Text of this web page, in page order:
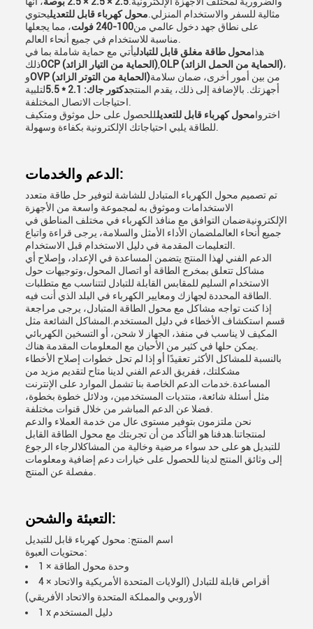
مثالية للسفر والاستخدام المنزلي. محول كهرباء قابل للتعديليحتوي
على نطاق جهد دخول عالمي من100-240 فولت
، مما يجعلها
هذامحول طاقة مغلق قابل للتبادليأتي مع حماية شاملة بما في
ذلك
OCP (الحماية من التيار الزائد) OLP (الحماية من الحمل الزائد)،
و
OVP (الحماية من التوتر الزائد)من بين أمور أخرى، ضمان سلامة
أجهزتك. بالإضافة إلى ذلك، يقدم المنتجدكتور جاك: 2.1 * 5.5
لتلبية
اختروامحول كهرباء قابل للتعديلللحصول على حل موثوق ومتكيف
الدعم والخدمات:
تم تصميم محول الكهرباء المتبادل للشاشة لتوفير حل طاقة متعدد
الاستخدامات وموثوق به لمجموعة واسعة من الأجهزة
الإلكترونيةضمان التوافق مع منافذ الكهرباء في مختلف المناطق في
جميع أنحاء العالملضمان الأداء الأمثل والسلامة، يرجى قراءة واتباع
الدعم الفني لهذا المنتج يتضمن المساعدة في الإعداد، وإصلاح أي
مشاكل تتعلق بمخرج الطاقة أو اتصال المحول،وتوجيهات حول
الاستخدام السليم للمقابس القابلة للتبادل لتتناسب مع متطلبات
إذا كنت تواجه مشاكل مع محول الطاقة المتبادل، يرجى مراجعة
قسم استكشاف الأخطاء في دليل المستخدم.المشاكل الشائعة مثل
المكيف لا يناسب في منفذ، الجهاز لا شحن، أو التسخين الكهربائي
بالنسبة للمشاكل الأكثر تعقيدًا أو إذا لم تحل خطوات إصلاح الأخطاء
مشكلتك، ففريق الدعم الفني لدينا متاح لتقديم مزيد من
المساعدة.خدمات الدعم الخاصة بنا تشمل الموارد على الإنترنت
مثل أسئلة شائعة، منتديات المستخدمين، ودلائل خطوة بخطوة،
نحن ملتزمون بتوفير مستوى عال من خدمة العملاء والدعم
لمنتجاتنا.هدفنا هو التأكد من أن تجربتك مع محول الطاقة القابل
للتبديل هو على حد سواء مرضية وخالية من المشاكلالرجاء الرجوع
إلى وثائق المنتج لدينا للحصول على خيارات دعم إضافية ومعلومات
التعبئة والشحن:
اسم المنتج: محول كهرباء قابل للتبديل
محتويات العبوة:
1 × وحدة محول الطاقة
4 × أقراص قابلة للتبادل (الولايات المتحدة الأمريكية والاتحاد
الأوروبي والمملكة المتحدة والاتحاد الأفريقي)
1 x دليل المستخدم